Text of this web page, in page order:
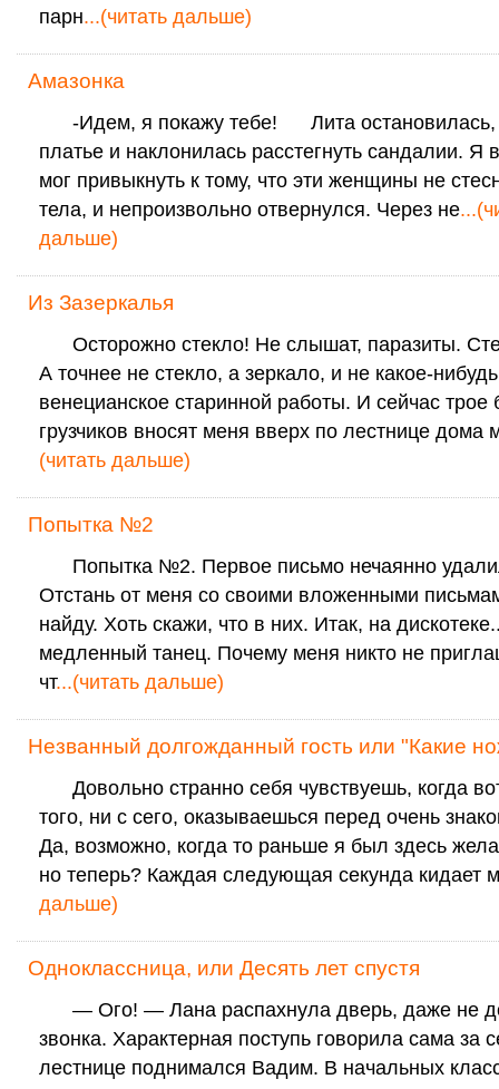
парн...(читать дальше)
Амазонка
-Идем, я покажу тебе! Лита остановилась,
платье и наклонилась расстегнуть сандалии. Я
мог привыкнуть к тому, что эти женщины не
тела, и непроизвольно отвернулся. Через не
дальше)
Из Зазеркалья
Осторожно стекло! Не слышат, паразиты.
А точнее не стекло, а зеркало, и не какое-
венецианское старинной работы. И сейчас трое
грузчиков вносят меня вверх по лестнице
(читать дальше)
Попытка №2
Попытка №2. Первое письмо нечаянно
Отстань от меня со своими вложенными
найду. Хоть скажи, что в них. Итак, на
медленный танец. Почему меня никто не
чт...(читать дальше)
Незванный долгожданный гость или "Какие
Довольно странно себя чувствуешь, когда
того, ни с сего, оказываешься перед очень
Да, возможно, когда то раньше я был здесь
но теперь? Каждая следующая секунда кидает м
дальше)
Одноклассница, или Десять лет спустя
— Ого! — Лана распахнула дверь, даже не
звонка. Характерная поступь говорила сама за
лестнице поднимался Вадим. В начальных